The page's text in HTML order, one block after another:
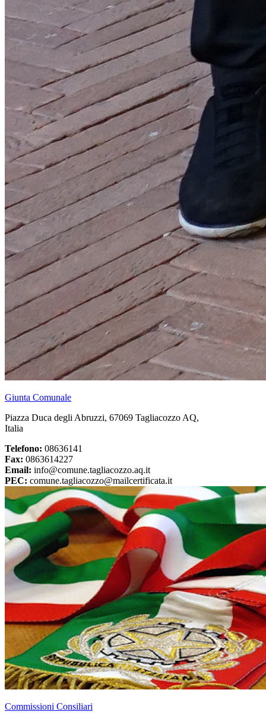
Giunta Comunale
Piazza Duca degli Abruzzi, 67069 Tagliacozzo AQ,
Italia
Telefono: 08636141
Fax: 0863614227
Email: info@comune.tagliacozzo.aq.it
PEC: comune.tagliacozzo@mailcertificata.it
Commissioni Consiliari